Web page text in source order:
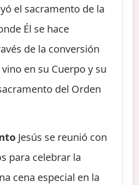
el sacramento de la
Él se hace
de la conversión
en su Cuerpo y su
del Orden
Jesús se reunió con
para celebrar la
cena especial en la